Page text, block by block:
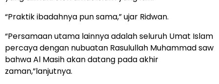
“Praktik ibadahnya pun sama,” ujar Ridwan.
“Persamaan utama lainnya adalah seluruh Umat Islam
percaya dengan nubuatan Rasulullah Muhammad saw
bahwa Al Masih akan datang pada akhir
zaman,”lanjutnya.